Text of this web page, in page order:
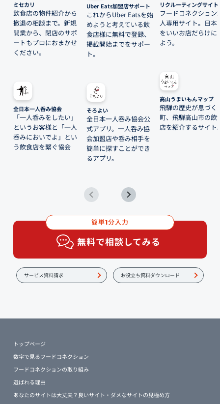
ミセカリ
飲食店の物件紹介から
撤退の相談まで。新規
開業から、閉店のサポ
ートもプロにおまかせ
ください。
全日本一人呑み協会
「一人呑みをしたい」
というお客様と「一人
呑みにおいでよ」とい
う飲食店を繋ぐ協会
Uber Eats加盟店サポート
これからUber Eatsを始
めようと考えている飲
食店様に無料で登録、
掲載開始までをサポー
ト。
そろよい
全日本一人呑み協会公
式アプリ。一人呑み協
会加盟店や呑み相手を
簡単に探すことができ
るアプリ。
リクルーティングサイト
フードコネクション
人専用サイト。日本
をいいお店だらけに
よう。
高山うまいもんマップ
飛騨の歴史が息づく
町、飛騨高山市の飲
店を紹介するサイト
簡単1分入力
無料で相談してみる
サービス資料請求 お役立ち資料ダウンロード
トップページ
数字で見るフードコネクション
フードコネクションの取り組み
選ばれる理由
あなたのサイトは大丈夫？良いサイト・ダメなサイトの見極め方